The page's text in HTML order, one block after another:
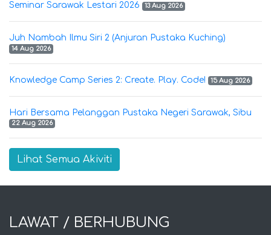
Seminar Sarawak Lestari 2026 13 Aug 2026
Juh Nambah Ilmu Siri 2 (Anjuran Pustaka Kuching)
14 Aug 2026
Knowledge Camp Series 2: Create. Play. Code! 15 Aug 2026
Hari Bersama Pelanggan Pustaka Negeri Sarawak, Sibu
22 Aug 2026
Lihat Semua Akiviti
LAWAT / BERHUBUNG